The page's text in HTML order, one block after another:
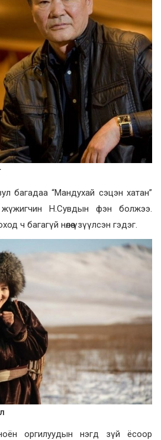
багадаа “Мандухай сэцэн хатан”
Н.Сувдын фэн болжээ.
ч багагүй нөлөө үзүүлсэн гэдэг.
оргилуудын нэгд зүй ёсоор